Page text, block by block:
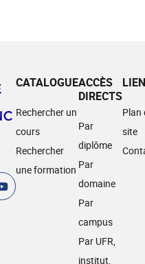
CATALOGUE
Rechercher un
cours
Rechercher
une formation
ACCÈS
DIRECTS
Par
diplôme
Par
domaine
Par
campus
Par UFR,
institut,
Plan
site